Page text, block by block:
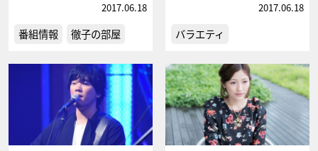
2017.06.18
番組情報 徹子の部屋
2017.06.18
バラエティ